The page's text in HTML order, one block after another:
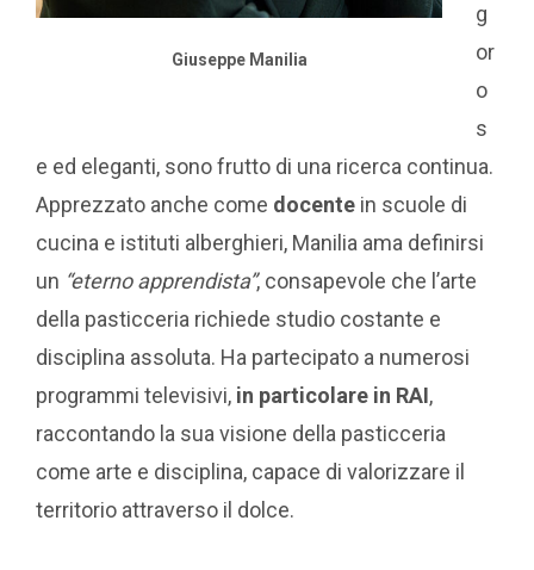
Giuseppe Manilia
g
or
o
s
e ed eleganti, sono frutto di una ricerca continua.
Apprezzato anche come docente in scuole di
cucina e istituti alberghieri, Manilia ama definirsi
un “eterno apprendista”, consapevole che l’arte
della pasticceria richiede studio costante e
disciplina assoluta. Ha partecipato a numerosi
programmi televisivi, in particolare in RAI,
raccontando la sua visione della pasticceria
come arte e disciplina, capace di valorizzare il
territorio attraverso il dolce.